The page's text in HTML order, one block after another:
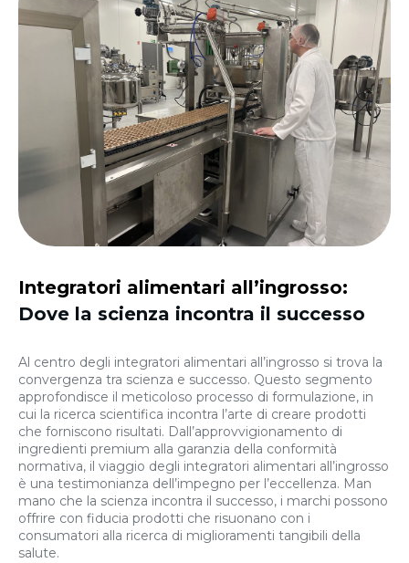
Integratori alimentari all’ingrosso:
Dove la scienza incontra il successo
Al centro degli integratori alimentari all’ingrosso si trova la
convergenza tra scienza e successo. Questo segmento
approfondisce il meticoloso processo di formulazione, in
cui la ricerca scientifica incontra l’arte di creare prodotti
che forniscono risultati. Dall’approvvigionamento di
ingredienti premium alla garanzia della conformità
normativa, il viaggio degli integratori alimentari all’ingrosso
è una testimonianza dell’impegno per l’eccellenza. Man
mano che la scienza incontra il successo, i marchi possono
offrire con fiducia prodotti che risuonano con i
consumatori alla ricerca di miglioramenti tangibili della
salute.